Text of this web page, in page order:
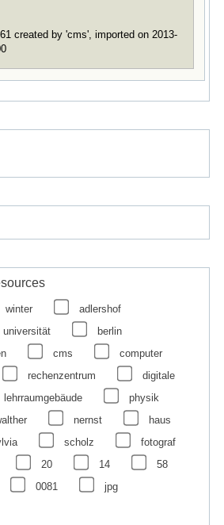
created by 'cms', imported on 2013-
winter
adlershof
universität
berlin
cms
computer
rechenzentrum
digitale
lehrraumgebäude
physik
nernst
haus
scholz
fotograf
20 14
58
0081 jpg